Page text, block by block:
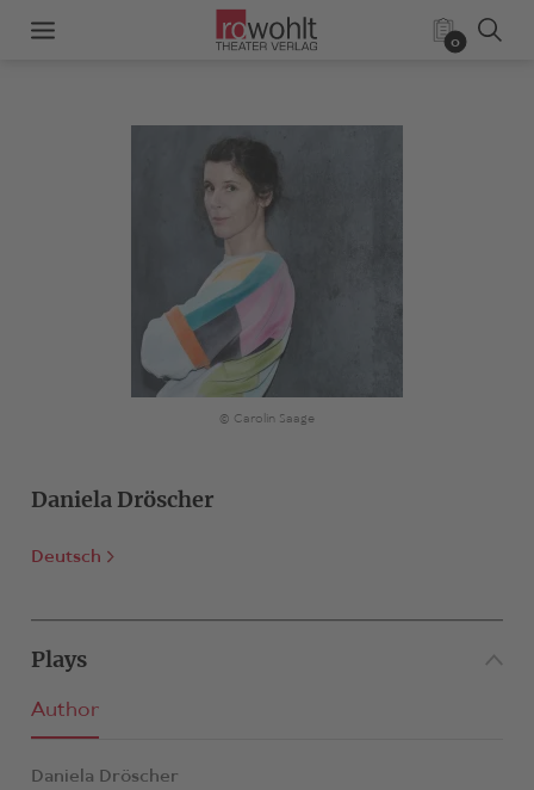
0
© Carolin Saage
Daniela Dröscher
Deutsch
Plays
Author
Daniela Dröscher